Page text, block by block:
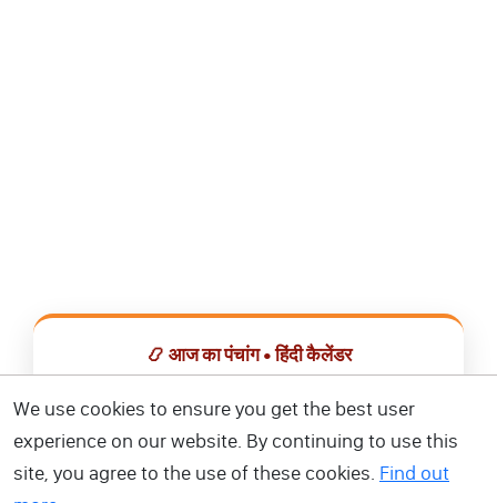
📿 आज का पंचांग • हिंदी कैलेंडर
📅 हिंदी कैलेंडर ऐप डाउनलोड करें
We use cookies to ensure you get the best user
experience on our website. By continuing to use this
site, you agree to the use of these cookies. Find out